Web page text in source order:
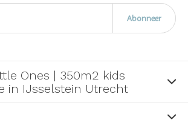
Abonneer
Ones | 350m2 kids
in IJsselstein Utrecht